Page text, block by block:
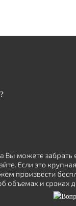
Вы можете забрать
Если это
произвести
объемах и сроках